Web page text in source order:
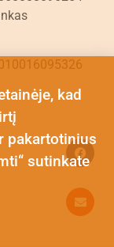
kad
pakartotinius
sutinkate